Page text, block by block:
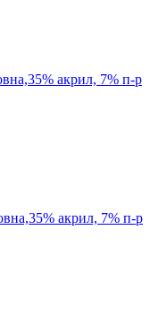
акрил, 7% п-р
акрил, 7% п-р